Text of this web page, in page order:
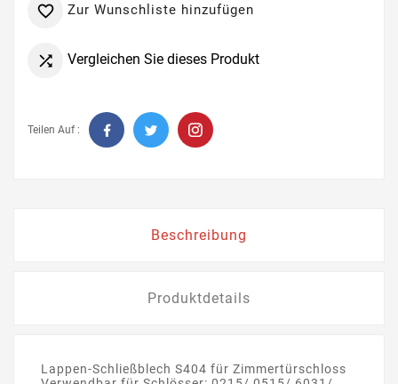
 Zur Wunschliste hinzufügen
 Vergleichen Sie dieses Produkt
Teilen Auf :
Beschreibung
Produktdetails
Lappen-Schließblech S404 für Zimmertürschloss